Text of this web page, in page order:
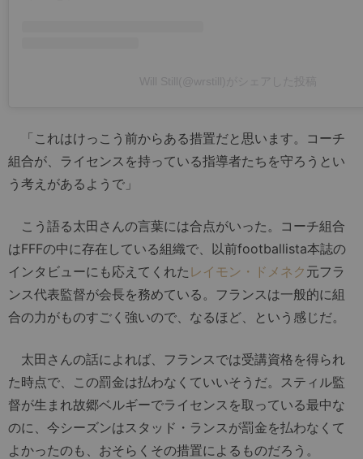
「これはけっこう前からある措置だと思います。コーチ
組合が、ライセンスを持っている指導者たちを守ろうとい
う考えがあるようで」
こう語る太田さんの言葉には合点がいった。コーチ組合
はFFFの中に存在している組織で、以前footballista本誌の
インタビューにも応えてくれた レイモン・ドメネク 元フラ
ンス代表監督が会長を務めている。フランスは一般的に組
合の力がものすごく強いので、なるほど、という感じだ。
太田さんの話によれば、フランスでは受講資格を得られ
た時点で、この罰金は払わなくていいそうだ。スティル監
督が生まれ故郷ベルギーでライセンスを取っている最中な
のに、今シーズンはスタッド・ランスが罰金を払わなくて
よかったのも、おそらくその措置によるものだろう。